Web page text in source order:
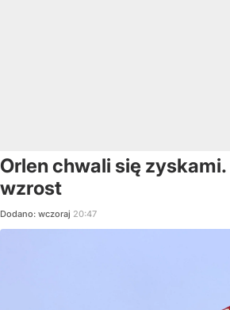
Orlen chwali się
wzrost
Dodano: wczoraj 20:47